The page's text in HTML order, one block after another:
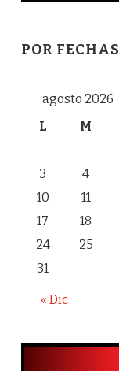
POR FECHAS
agosto 2026
L
M
« Dic
3
4
10
11
17
18
24
25
31